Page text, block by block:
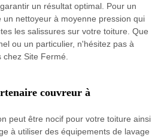
un résultat optimal. Pour un
un nettoyeur à moyenne pression qui
les salissures sur votre toiture. Que
ou un particulier, n'hésitez pas à
Site Fermé.
couvreur à
peut être nocif pour votre toiture ainsi
à utiliser des équipements de lavage